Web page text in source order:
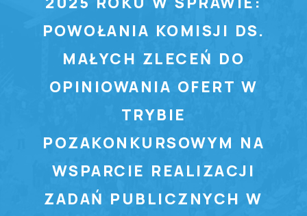
POWOŁANIA KOMISJI DS.
MAŁYCH ZLECEŃ DO
OPINIOWANIA OFERT W
TRYBIE
POZAKONKURSOWYM NA
WSPARCIE REALIZACJI
ZADAŃ PUBLICZNYCH W